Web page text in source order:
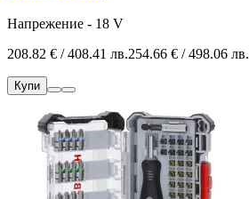
Напрежение - 18 V
208.82 € / 408.41 лв.254.66 € / 498.06 лв.
Купи